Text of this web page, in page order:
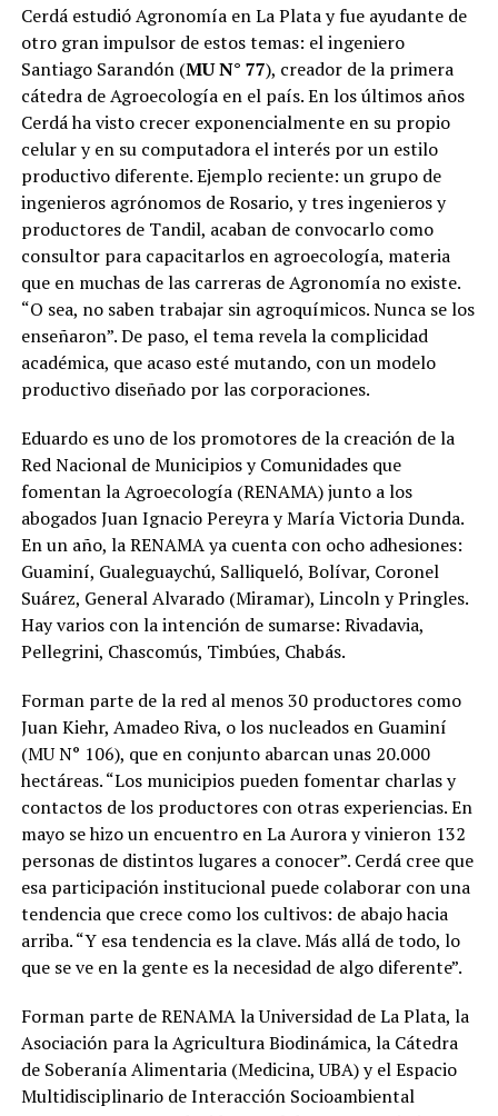
Cerdá estudió Agronomía en La Plata y fue ayudante de
otro gran impulsor de estos temas: el ingeniero
Santiago Sarandón (MU N° 77), creador de la primera
cátedra de Agroecología en el país. En los últimos años
Cerdá ha visto crecer exponencialmente en su propio
celular y en su computadora el interés por un estilo
productivo diferente. Ejemplo reciente: un grupo de
ingenieros agrónomos de Rosario, y tres ingenieros y
productores de Tandil, acaban de convocarlo como
consultor para capacitarlos en agroecología, materia
que en muchas de las carreras de Agronomía no existe.
“O sea, no saben trabajar sin agroquímicos. Nunca se los
enseñaron”. De paso, el tema revela la complicidad
académica, que acaso esté mutando, con un modelo
productivo diseñado por las corporaciones.
Eduardo es uno de los promotores de la creación de la
Red Nacional de Municipios y Comunidades que
fomentan la Agroecología (RENAMA) junto a los
abogados Juan Ignacio Pereyra y María Victoria Dunda.
En un año, la RENAMA ya cuenta con ocho adhesiones:
Guaminí, Gualeguaychú, Salliqueló, Bolívar, Coronel
Suárez, General Alvarado (Miramar), Lincoln y Pringles.
Hay varios con la intención de sumarse: Rivadavia,
Pellegrini, Chascomús, Timbúes, Chabás.
Forman parte de la red al menos 30 productores como
Juan Kiehr, Amadeo Riva, o los nucleados en Guaminí
(MU N° 106), que en conjunto abarcan unas 20.000
hectáreas. “Los municipios pueden fomentar charlas y
contactos de los productores con otras experiencias. En
mayo se hizo un encuentro en La Aurora y vinieron 132
personas de distintos lugares a conocer”. Cerdá cree que
esa participación institucional puede colaborar con una
tendencia que crece como los cultivos: de abajo hacia
arriba. “Y esa tendencia es la clave. Más allá de todo, lo
que se ve en la gente es la necesidad de algo diferente”.
Forman parte de RENAMA la Universidad de La Plata, la
Asociación para la Agricultura Biodinámica, la Cátedra
de Soberanía Alimentaria (Medicina, UBA) y el Espacio
Multidisciplinario de Interacción Socioambiental